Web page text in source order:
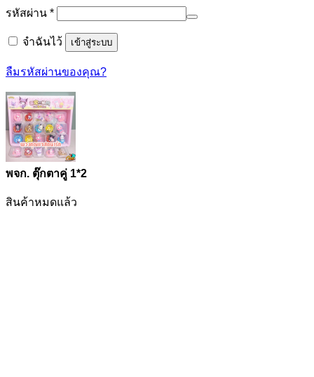
รหัสผ่าน *ต้องการ
จำฉันไว้ เข้าสู่ระบบ
ลืมรหัสผ่านของคุณ?
พจก. ตุ๊กตาคู่ 1*2
สินค้าหมดแล้ว